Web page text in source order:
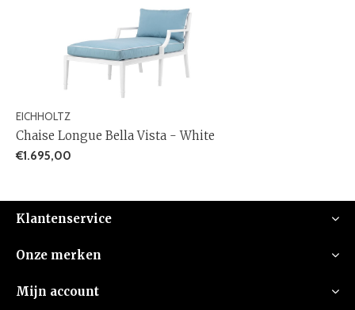
EICHHOLTZ
Chaise Longue Bella Vista - White
€1.695,00
Klantenservice
Onze merken
Mijn account